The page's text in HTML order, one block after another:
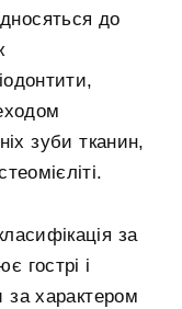
до
зуби тканин,
за
гострі і
за характером